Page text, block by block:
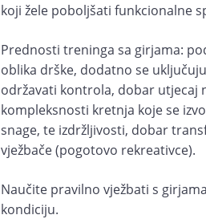
koji žele poboljšati funkcionalne
Prednosti treninga sa girjama:
oblika drške, dodatno se
održavati kontrola, dobar utjecaj
kompleksnosti kretnja koje se
snage, te izdržljivosti, dobar
vježbače (pogotovo rekreativce).
Naučite pravilno vježbati s
kondiciju.